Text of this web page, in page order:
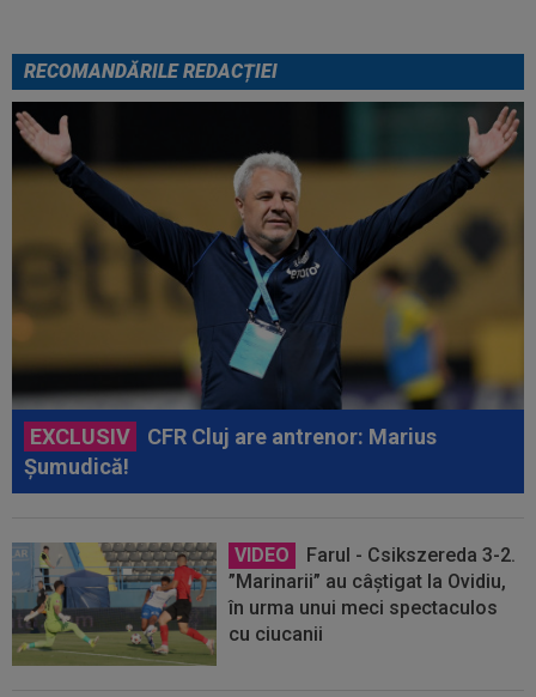
RECOMANDĂRILE REDACȚIEI
EXCLUSIV
CFR Cluj are antrenor: Marius
Șumudică!
VIDEO
Farul - Csikszereda 3-2.
”Marinarii” au câștigat la Ovidiu,
în urma unui meci spectaculos
cu ciucanii